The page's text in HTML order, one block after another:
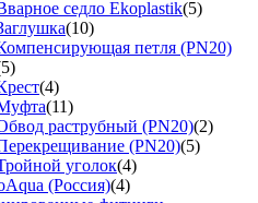
седло Ekoplastik(5)
(10)
петля (PN20)
(4)
(11)
раструбный (PN20)(2)
(PN20)(5)
уголок(4)
(Россия)(4)